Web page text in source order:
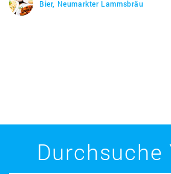
Bier, Neumarkter Lammsbräu
Durchsuche